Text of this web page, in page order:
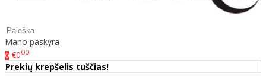
Mano paskyra
0 €000
Prekių krepšelis tuščias!